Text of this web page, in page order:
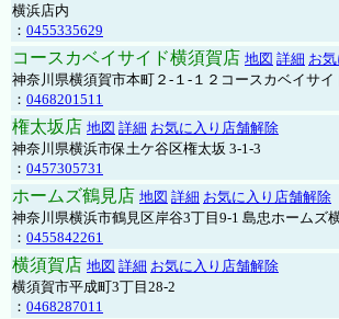
横浜店内
： 0455335629
コースカベイサイド横須賀店 地図 詳細 お
神奈川県横須賀市本町２-１-１２コースカベイサ
： 0468201511
権太坂店 地図 詳細 お気に入り店舗解除
神奈川県横浜市保土ケ谷区権太坂 3-1-3
： 0457305731
ホームズ鶴見店 地図 詳細 お気に入り店舗解除
神奈川県横浜市鶴見区岸谷3丁目9-1 島忠ホームズ
： 0455842261
横須賀店 地図 詳細 お気に入り店舗解除
横須賀市平成町3丁目28-2
： 0468287011